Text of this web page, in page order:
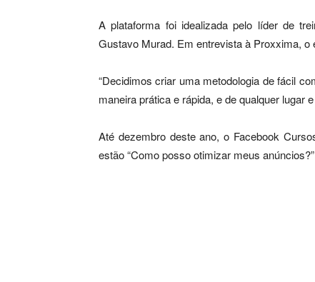
A plataforma foi idealizada pelo líder de
Gustavo Murad. Em entrevista à Proxxima,
“Decidimos criar uma metodologia de fácil
maneira prática e rápida, e de qualquer lugar
Até dezembro deste ano, o Facebook
estão “Como posso otimizar meus